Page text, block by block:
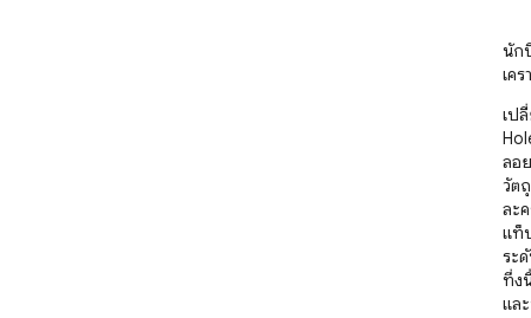
นัก
เค
เป
ลอ
วัต
ละ
แท็
ระ
ทึ่ง
แล